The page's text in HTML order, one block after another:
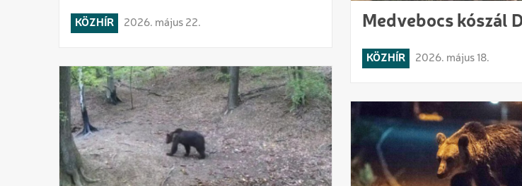
KÖZHÍR 2026. május 22. Medvebocs kószál
KÖZHÍR 2026. május 18.